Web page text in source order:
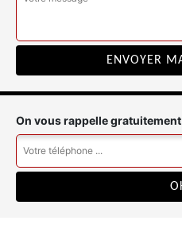
On vous rappelle gratuitement